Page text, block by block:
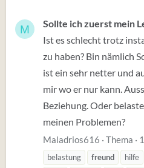
M
Sollte ich zuerst mein
Ist es schlecht trotz
zu haben? Bin nämlich
ist ein sehr netter und
mir wo er nur kann.
Beziehung. Oder
meinen Problemen?
Maladrios616 Thema
belastung
freund hilfe